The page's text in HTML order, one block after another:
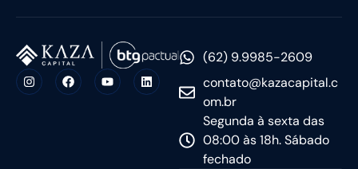
(62) 9.9985-2609
contato@kazacapital.c
om.br
Segunda à sexta das
08:00 às 18h. Sábado
fechado